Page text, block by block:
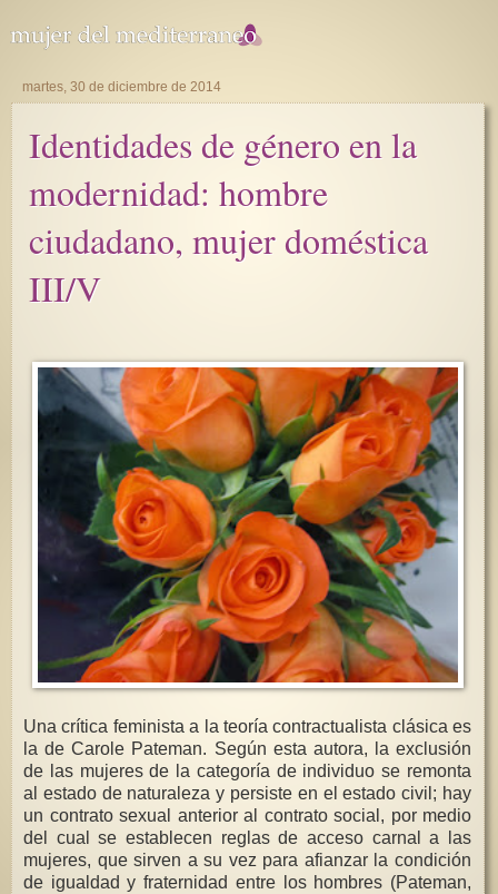
martes, 30 de diciembre de 2014
Identidades de género en la
modernidad: hombre
ciudadano, mujer doméstica
III/V
Una crítica feminista a la teoría contractualista clásica es
la de Carole Pateman. Según esta autora, la exclusión
de las mujeres de la categoría de individuo se remonta
al estado de naturaleza y persiste en el estado civil; hay
un contrato sexual anterior al contrato social, por medio
del cual se establecen reglas de acceso carnal a las
mujeres, que sirven a su vez para afianzar la condición
de igualdad y fraternidad entre los hombres (Pateman,